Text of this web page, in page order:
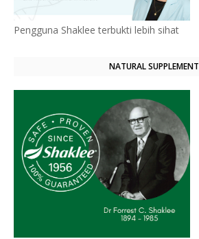
Pengguna Shaklee terbukti lebih sihat
NATURAL SUPPLEMENT